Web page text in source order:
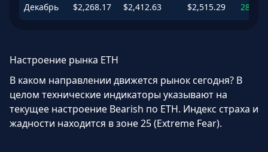
Декабрь $2,268.17 $2,412.63 $2,515.29 28.73
Настроение рынка ETH
В каком направлении движется рынок сегодня? В
целом технические индикаторы указывают на
текущее настроение Bearish по ETH. Индекс страха и
жадности находится в зоне 25 (Extreme Fear).